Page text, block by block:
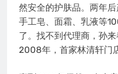
然安全的护肤品。两年后
手工皂、面霜、乳液等
了。找不到代理商，孙
2008年，首家林清轩门